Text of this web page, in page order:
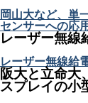
岡山大など、単
センサーへの応
レーザー無線
レーザー無線給
阪大と立命
スプレイの小